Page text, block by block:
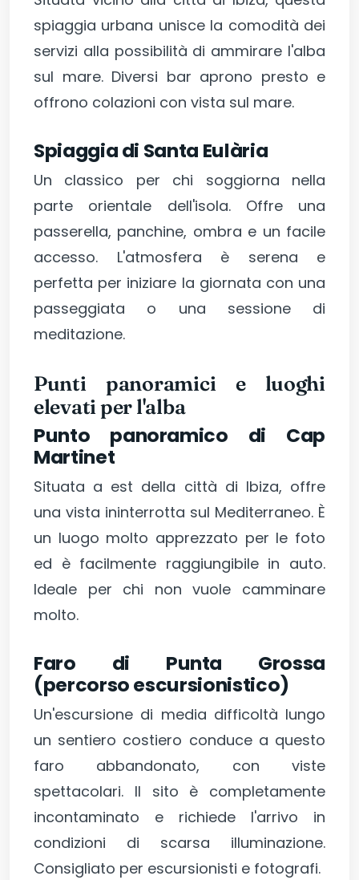
spiaggia urbana unisce la comodità dei
servizi alla possibilità di ammirare l'alba
sul mare. Diversi bar aprono presto e
offrono colazioni con vista sul mare.
Spiaggia di Santa Eulària
Un classico per chi soggiorna nella
parte orientale dell'isola. Offre una
passerella, panchine, ombra e un facile
accesso. L'atmosfera è serena e
perfetta per iniziare la giornata con una
passeggiata o una sessione di
meditazione.
Punti panoramici e luoghi
elevati per l'alba
Punto panoramico di Cap
Martinet
Situata a est della città di Ibiza, offre
una vista ininterrotta sul Mediterraneo. È
un luogo molto apprezzato per le foto
ed è facilmente raggiungibile in auto.
Ideale per chi non vuole camminare
molto.
Faro di Punta Grossa
(percorso escursionistico)
Un'escursione di media difficoltà lungo
un sentiero costiero conduce a questo
faro abbandonato, con viste
spettacolari. Il sito è completamente
incontaminato e richiede l'arrivo in
condizioni di scarsa illuminazione.
Consigliato per escursionisti e fotografi.